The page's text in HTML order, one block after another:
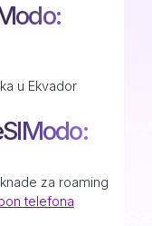
u Ekvador
za roaming
telefona